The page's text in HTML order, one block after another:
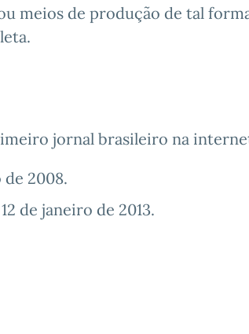
meios de produção de tal forma
jornal brasileiro na
de 2008.
12 de janeiro de 2013.